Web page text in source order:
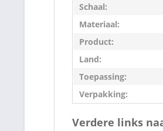
Schaal:
Materiaal:
Product:
Land:
Toepassing:
Verpakking:
Verdere links